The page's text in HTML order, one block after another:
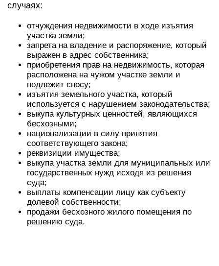
случаях:
отчуждения недвижимости в ходе изъятия
участка земли;
запрета на владение и распоряжение, который
выражен в адрес собственника;
приобретения прав на недвижимость, которая
расположена на чужом участке земли и
подлежит сносу;
изъятия земельного участка, который
используется с нарушением законодательства;
выкупа культурных ценностей, являющихся
бесхозными;
национализации в силу принятия
соответствующего закона;
реквизиции имущества;
выкупа участка земли для муниципальных или
государственных нужд исходя из решения
суда;
выплаты компенсации лицу как субъекту
долевой собственности;
продажи бесхозного жилого помещения по
решению суда.